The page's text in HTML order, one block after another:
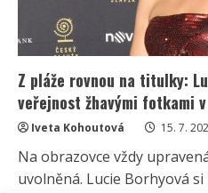
Z pláže rovnou na titulky:
veřejnost žhavými fotkami
Iveta Kohoutová 15. 7.
Na obrazovce vždy
uvolněná. Lucie Borhyová si